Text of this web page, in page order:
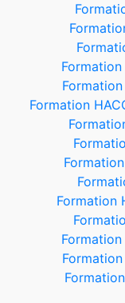
Formation
Formation